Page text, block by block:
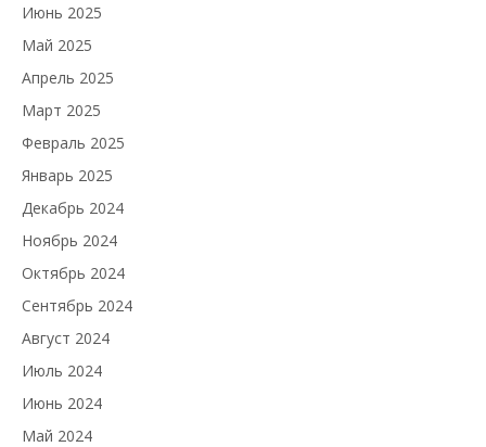
Июнь 2025
Май 2025
Апрель 2025
Март 2025
Февраль 2025
Январь 2025
Декабрь 2024
Ноябрь 2024
Октябрь 2024
Сентябрь 2024
Август 2024
Июль 2024
Июнь 2024
Май 2024